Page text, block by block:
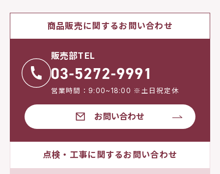
商品販売に関するお問い合わせ
販売部TEL
営業時間：9:00~18:00 ※土日祝定休
お問い合わせ
点検・工事に関するお問い合わせ